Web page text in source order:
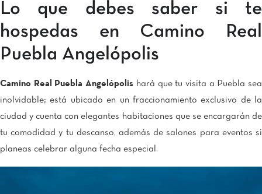
Lo que debes saber si te
hospedas en Camino Real
Puebla Angelópolis
Camino Real Puebla Angelópolis hará que tu visita a Puebla sea
inolvidable; está ubicado en un fraccionamiento exclusivo de la
ciudad y cuenta con elegantes habitaciones que se encargarán de
tu comodidad y tu descanso, además de salones para eventos si
planeas celebrar alguna fecha especial.